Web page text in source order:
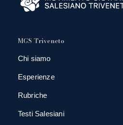
MGS Triveneto
Chi siamo
Esperienze
Rubriche
Testi Salesiani